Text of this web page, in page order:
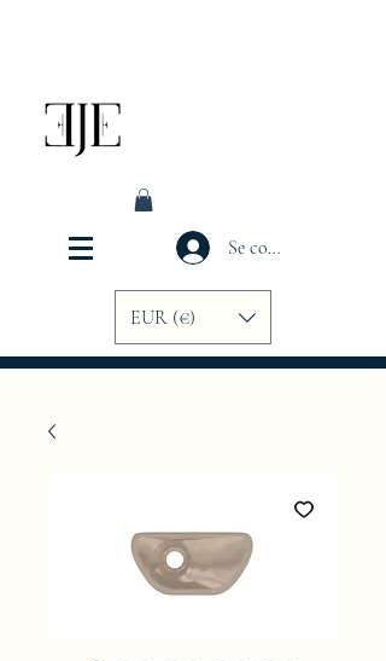
Se connecter
EUR (€)